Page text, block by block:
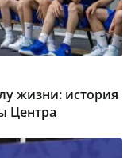
жизни: история
Центра